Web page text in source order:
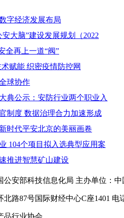
字经济发展布局
大脑”建设发展规划（2022
全再上一道“阀”
术赋能 织密疫情防控网
球协作
典公示：安防行业两个职业入
制度 数据治理合力加速形成
时代平安北京的美丽画卷
104个项目拟入选典型应用案
推进智慧矿山建设
公安部科技信息化局 主办单位：
路87号国际财经中心C座1401 电
品行业协会